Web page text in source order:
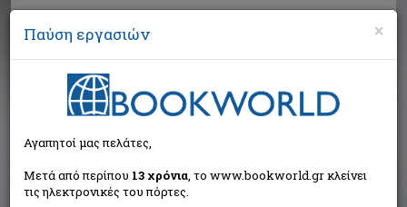
Αναζήτηση
Αποτελέσματα αναζήτησης
×
Παύση εργασιών
Αγαπητοί μας πελάτες,
Μετά από περίπου 13 χρόνια, το www.bookworld.gr κλείνει
τις ηλεκτρονικές του πόρτες.